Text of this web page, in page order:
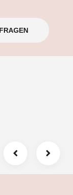
Gefrierfach,
Genießen Sie